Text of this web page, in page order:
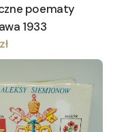
poematy
1933
zł